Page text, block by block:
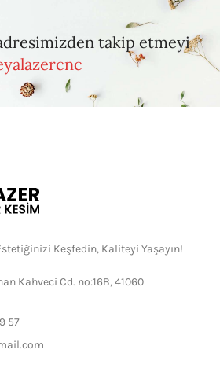
takip etmeyi
Keşfedin, Kaliteyi Yaşayın!
Kahveci Cd. no:16B, 41060
57